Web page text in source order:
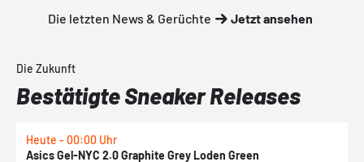
Die letzten News & Gerüchte Jetzt ansehen
Die Zukunft
Bestätigte Sneaker Releases
Heute - 00:00 Uhr
Asics Gel-NYC 2.0 Graphite Grey Loden Green